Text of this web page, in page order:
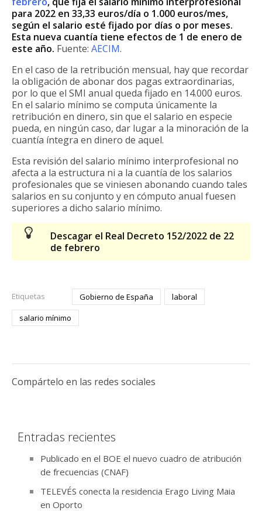
para 2022 en 33,33 euros/día o 1.000 euros/mes,
según el salario esté fijado por días o por meses.
Esta nueva cuantía tiene efectos de 1 de enero de
este año. Fuente: AECIM.
En el caso de la retribución mensual, hay que recordar
la obligación de abonar dos pagas extraordinarias,
por lo que el SMI anual queda fijado en 14.000 euros.
En el salario mínimo se computa únicamente la
retribución en dinero, sin que el salario en especie
pueda, en ningún caso, dar lugar a la minoración de la
cuantía íntegra en dinero de aquel.
Esta revisión del salario mínimo interprofesional no
afecta a la estructura ni a la cuantía de los salarios
profesionales que se viniesen abonando cuando tales
salarios en su conjunto y en cómputo anual fuesen
superiores a dicho salario mínimo.
Descagar el Real Decreto 152/2022 de 22
de febrero
Etiquetas Gobierno de España
laboral
salario mínimo
Compártelo en las redes sociales
Entradas recientes
Publicado en el BOE el nuevo cuadro de atribución
de frecuencias (CNAF)
TELEVÉS conecta la residencia Erago Living Maia
en Oporto